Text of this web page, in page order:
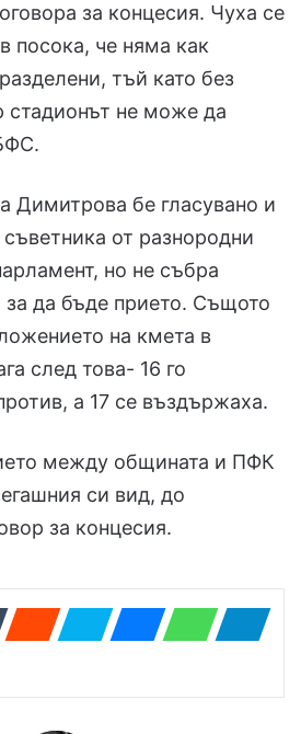
за концесия. Чуха се
посока, че няма как
тъй като без
стадионът не може да
Димитрова бе гласувано и
от разнородни
но не събра
за да бъде прието. Същото
на кмета в
след това- 16 го
а 17 се въздържаха.
между общината и ПФК
си вид, до
за концесия.